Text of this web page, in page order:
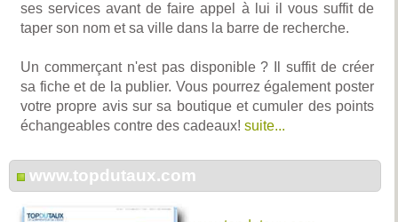
ses services avant de faire appel à lui il vous suffit de
taper son nom et sa ville dans la barre de recherche.
Un commerçant n'est pas disponible ? Il suffit de créer
sa fiche et de la publier. Vous pourrez également poster
votre propre avis sur sa boutique et cumuler des points
échangeables contre des cadeaux! suite...
www.topdutaux.com